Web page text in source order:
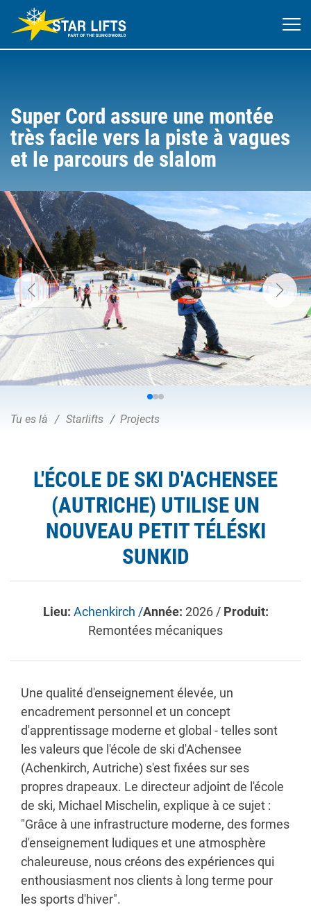
Super Cord assure une montée
très facile vers la piste à vagues
et le parcours de slalom
Tu es là Starlifts Projects
L'ÉCOLE DE SKI D'ACHENSEE
(AUTRICHE) UTILISE UN
NOUVEAU PETIT TÉLÉSKI
SUNKID
Lieu: Achenkirch /Année: 2026 / Produit:
Remontées mécaniques
Une qualité d'enseignement élevée, un
encadrement personnel et un concept
d'apprentissage moderne et global - telles sont
les valeurs que l'école de ski d'Achensee
(Achenkirch, Autriche) s'est fixées sur ses
propres drapeaux. Le directeur adjoint de l'école
de ski, Michael Mischelin, explique à ce sujet :
"Grâce à une infrastructure moderne, des formes
d'enseignement ludiques et une atmosphère
chaleureuse, nous créons des expériences qui
enthousiasment nos clients à long terme pour
les sports d'hiver".